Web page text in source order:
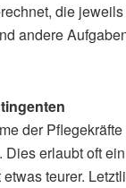
die
andere
der
erlaubt oft
teurer.